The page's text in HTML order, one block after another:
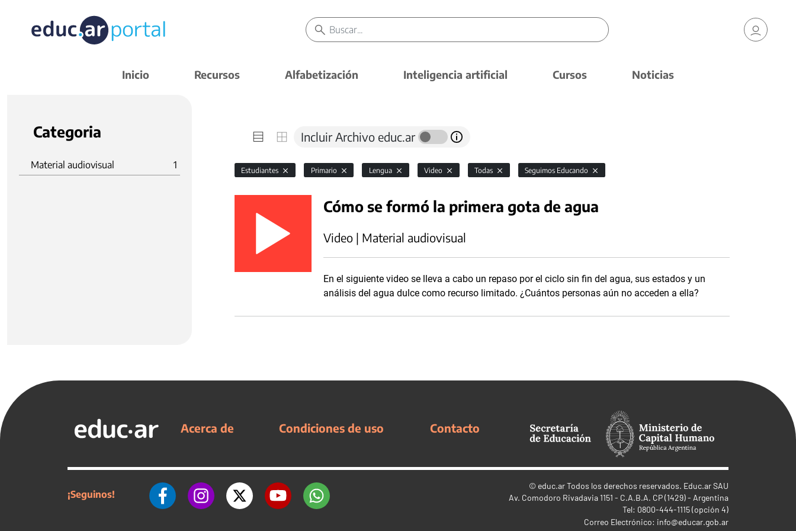
Inicio Recursos Alfabetización Inteligencia artificial Cursos Noticias
Categoria
Material audiovisual 1
Incluir Archivo educ.ar
Estudiantes Primario Lengua Video Todas Seguimos Educando
Cómo se formó la primera gota de agua
Video | Material audiovisual
En el siguiente video se lleva a cabo un repaso por el ciclo sin fin del agua, sus estados y un
análisis del agua dulce como recurso limitado. ¿Cuántos personas aún no acceden a ella?
Acerca de Condiciones de uso Contacto
¡Seguinos!
© educ.arTodos los derechos reservados. Educ.ar SAU
Av. Comodoro Rivadavia 1151 - C.A.B.A. CP (1429) - Argentina
Tel: 0800-444-1115 (opción 4)
Correo Electrónico: info@educar.gob.ar